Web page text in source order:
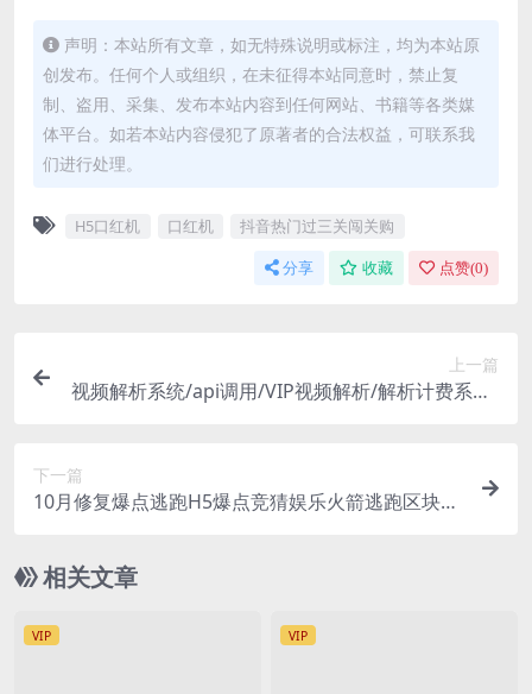
声明：本站所有文章，如无特殊说明或标注，均为本站原
创发布。任何个人或组织，在未征得本站同意时，禁止复
制、盗用、采集、发布本站内容到任何网站、书籍等各类媒
体平台。如若本站内容侵犯了原著者的合法权益，可联系我
们进行处理。
H5口红机 口红机 抖音热门过三关闯关购
分享 收藏 点赞(0)
上一篇
视频解析系统/api调用/VIP视频解析/解析计费系统/
下一篇
10月修复爆点逃跑H5爆点竞猜娱乐火箭逃跑区块链
相关文章
VIP VIP